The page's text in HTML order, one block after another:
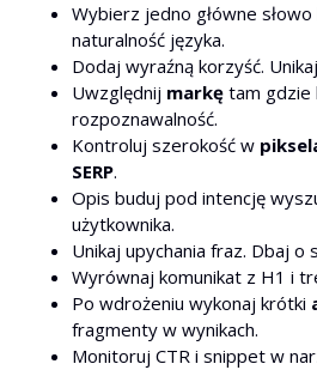
Wybierz jedno główne
naturalność języka.
Dodaj wyraźną korzyść.
Uwzględnij markę tam gdzie
rozpoznawalność.
Kontroluj szerokość w
SERP.
Opis buduj pod intencję
użytkownika.
Unikaj upychania fraz. Dbaj o
Wyrównaj komunikat z H1 i
Po wdrożeniu wykonaj krótki
fragmenty w wynikach.
Monitoruj CTR i snippet w